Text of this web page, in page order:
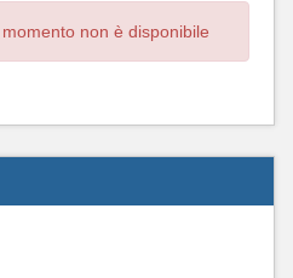
non è disponibile